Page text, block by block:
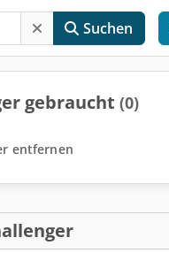
Suchen
gebraucht (0)
entfernen